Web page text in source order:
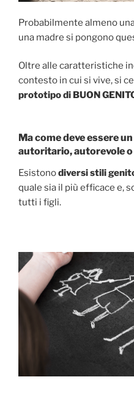
Probabilmente almeno
una madre si pongono
Oltre alle caratteristiche
contesto in cui si vive, si
prototipo di BUON
Ma come deve essere
autoritario, autorevole
Esistonodiversi stili
quale sia il più efficace e,
tutti i figli.